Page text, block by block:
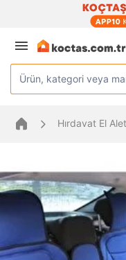
Ürün, kategori veya
Hırdavat El